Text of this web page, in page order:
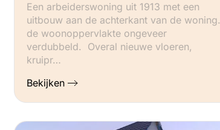
Een arbeiderswoning uit 1913 met een
uitbouw aan de achterkant van de woning.
de woonoppervlakte ongeveer
verdubbeld. Overal nieuwe vloeren,
kruipr…
Bekijken